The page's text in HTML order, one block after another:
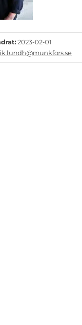
2023-02-01
Facebook
mail